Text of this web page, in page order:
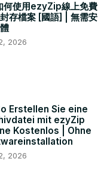
何使用ezyZip線上免費
存檔案 [國語] | 無需安
2026
Erstellen Sie eine
mit ezyZip
Kostenlos | Ohne
2026